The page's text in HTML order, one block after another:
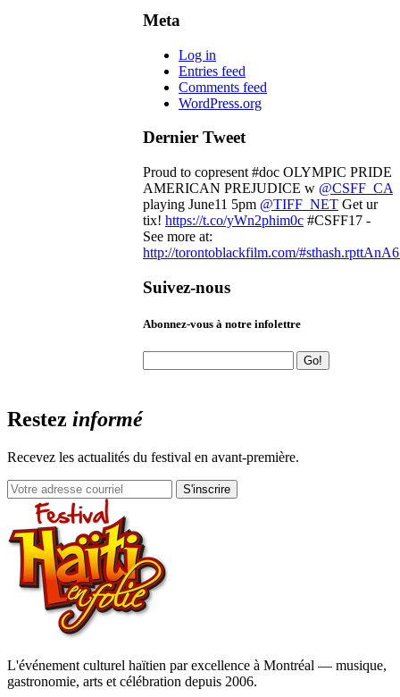
Meta
Log in
Entries feed
Comments feed
WordPress.org
Dernier Tweet
Proud to copresent #doc OLYMPIC PRIDE
AMERICAN PREJUDICE w @CSFF_CA
playing June11 5pm @TIFF_NET Get ur
tix! https://t.co/yWn2phim0c #CSFF17 -
See more at:
http://torontoblackfilm.com/
Suivez-nous
Abonnez-vous à notre infolettre
Restez informé
Recevez les actualités du festival en avant-première.
S'inscrire
L'événement culturel haïtien par excellence à Montréal — musique,
gastronomie, arts et célébration depuis 2006.